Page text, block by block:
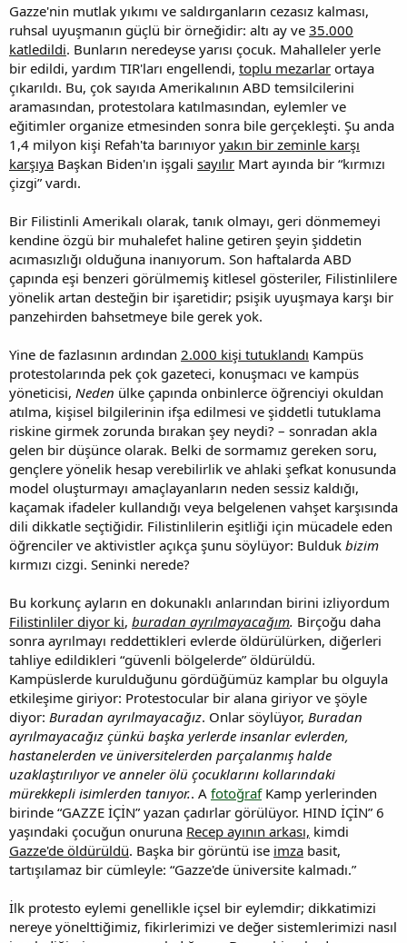
Gazze'nin mutlak yıkımı ve saldırganların cezasız kalması,
ruhsal uyuşmanın güçlü bir örneğidir: altı ay ve 35.000
katledildi. Bunların neredeyse yarısı çocuk. Mahalleler yerle
bir edildi, yardım TIR'ları engellendi, toplu mezarlar ortaya
çıkarıldı. Bu, çok sayıda Amerikalının ABD temsilcilerini
aramasından, protestolara katılmasından, eylemler ve
eğitimler organize etmesinden sonra bile gerçekleşti. Şu anda
1,4 milyon kişi Refah'ta barınıyor yakın bir zeminle karşı
karşıya Başkan Biden'ın işgali sayılır Mart ayında bir “kırmızı
çizgi” vardı.
Bir Filistinli Amerikalı olarak, tanık olmayı, geri dönmemeyi
kendine özgü bir muhalefet haline getiren şeyin şiddetin
acımasızlığı olduğuna inanıyorum. Son haftalarda ABD
çapında eşi benzeri görülmemiş kitlesel gösteriler, Filistinlilere
yönelik artan desteğin bir işaretidir; psişik uyuşmaya karşı bir
panzehirden bahsetmeye bile gerek yok.
Yine de fazlasının ardından 2.000 kişi tutuklandı Kampüs
protestolarında pek çok gazeteci, konuşmacı ve kampüs
yöneticisi, Neden ülke çapında onbinlerce öğrenciyi okuldan
atılma, kişisel bilgilerinin ifşa edilmesi ve şiddetli tutuklama
riskine girmek zorunda bırakan şey neydi? – sonradan akla
gelen bir düşünce olarak. Belki de sormamız gereken soru,
gençlere yönelik hesap verebilirlik ve ahlaki şefkat konusunda
model oluşturmayı amaçlayanların neden sessiz kaldığı,
kaçamak ifadeler kullandığı veya belgelenen vahşet karşısında
dili dikkatle seçtiğidir. Filistinlilerin eşitliği için mücadele eden
öğrenciler ve aktivistler açıkça şunu söylüyor: Bulduk bizim
kırmızı cizgi. Seninki nerede?
Bu korkunç ayların en dokunaklı anlarından birini izliyordum
Filistinliler diyor ki, buradan ayrılmayacağım. Birçoğu daha
sonra ayrılmayı reddettikleri evlerde öldürülürken, diğerleri
tahliye edildikleri “güvenli bölgelerde” öldürüldü.
Kampüslerde kurulduğunu gördüğümüz kamplar bu olguyla
etkileşime giriyor: Protestocular bir alana giriyor ve şöyle
diyor: Buradan ayrılmayacağız. Onlar söylüyor, Buradan
ayrılmayacağız çünkü başka yerlerde insanlar evlerden,
hastanelerden ve üniversitelerden parçalanmış halde
uzaklaştırılıyor ve anneler ölü çocuklarını kollarındaki
mürekkepli isimlerden tanıyor.. A fotoğrafKamp yerlerinden
birinde “GAZZE İÇİN” yazan çadırlar görülüyor. HIND İÇİN” 6
yaşındaki çocuğun onuruna Recep ayının arkası, kimdi
Gazze'de öldürüldü. Başka bir görüntü ise imza basit,
tartışılamaz bir cümleyle: “Gazze'de üniversite kalmadı.”
İlk protesto eylemi genellikle içsel bir eylemdir; dikkatimizi
nereye yönelttiğimiz, fikirlerimizi ve değer sistemlerimizi nasıl